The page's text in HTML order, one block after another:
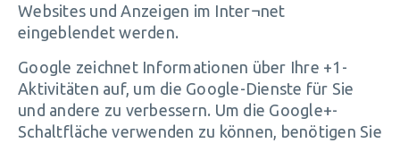
Websites und Anzeigen im Inter¬net
eingeblendet werden.
Google zeichnet Informationen über Ihre +1-
Aktivitäten auf, um die Google-Dienste für Sie
und andere zu verbessern. Um die Google+-
Schaltfläche verwenden zu können, benötigen Sie